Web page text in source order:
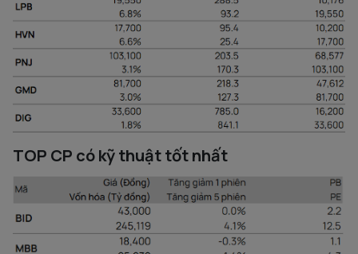
TOP CP có kỹ thuật tốt nhất